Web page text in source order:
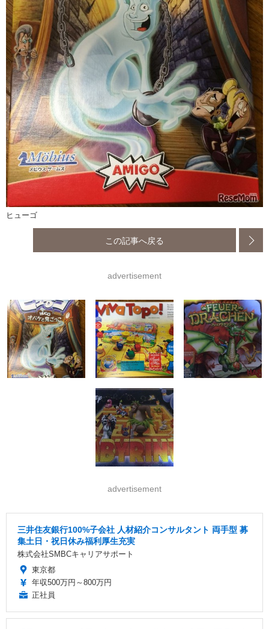
ヒューゴ
この記事へ戻る
advertisement
advertisement
三井住友銀行100%子会社 人材紹介コンサルタント 両手型 募
集土日・祝日休み福利厚生充実
株式会社SMBCキャリアサポート
東京都
年収500万円～800万円
正社員